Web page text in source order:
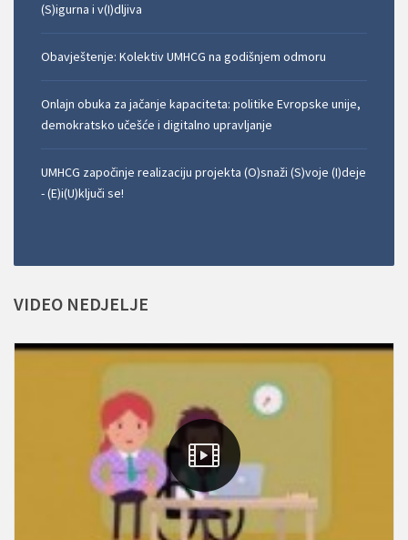
(S)igurna i v(I)dljiva
Obavještenje: Kolektiv UMHCG na godišnjem odmoru
Onlajn obuka za jačanje kapaciteta: politike Evropske unije,
demokratsko učešće i digitalno upravljanje
UMHCG započinje realizaciju projekta (O)snaži (S)voje (I)deje
- (E)i(U)ključi se!
VIDEO NEDJELJE